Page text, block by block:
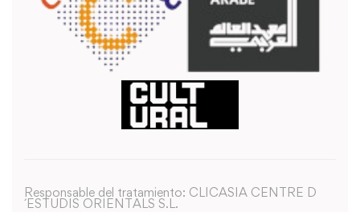
Responsable del tratamiento: CLICASIA CENTRE D
´ESTUDIS ORIENTALS S.L.